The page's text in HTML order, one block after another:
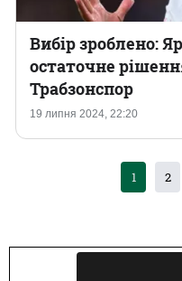
19 липня 2024, 22:20
Вибір зроблено:
остаточне
Трабзонспор
1 2